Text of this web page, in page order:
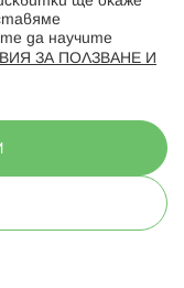
запазени
да научите
ЗА ПОЛЗВАНЕ И